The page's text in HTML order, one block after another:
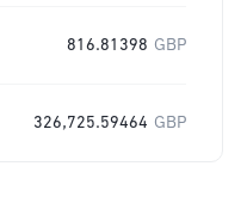
816.81398 GBP
326,725.59464 GBP